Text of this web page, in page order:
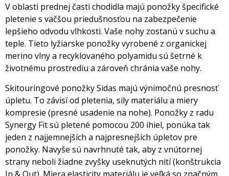
V oblasti prednej časti chodidla majú ponožky špecifické
pletenie s väčšou priedušnosťou na zabezpečenie
lepšieho odvodu vlhkosti. Vaše nohy zostanú v suchu a
teple. Tieto lyžiarske ponožky vyrobené z organickej
merino vlny a recyklovaného polyamidu sú šetrné k
životnému prostrediu a zároveň chránia vaše nohy.
Skitouringové ponožky Sidas majú výnimočnú presnosť
úpletu. To závisí od pletenia, sily materiálu a miery
kompresie (presné usadenie na nohe). Ponožky z radu
Synergy Fit sú pletené pomocou 200 ihiel, ponúka tak
jeden z najjemnejších a najpresnejších úpletov pre
ponožky. Navyše sú navrhnuté tak, aby z vnútornej
strany neboli žiadne zvyšky useknutých nití (konštrukcia
In & Out). Miera elasticity materiálu je veľká so značným